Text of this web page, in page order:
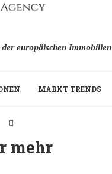
europäischen Immobilien
MARKT TRENDS
mehr